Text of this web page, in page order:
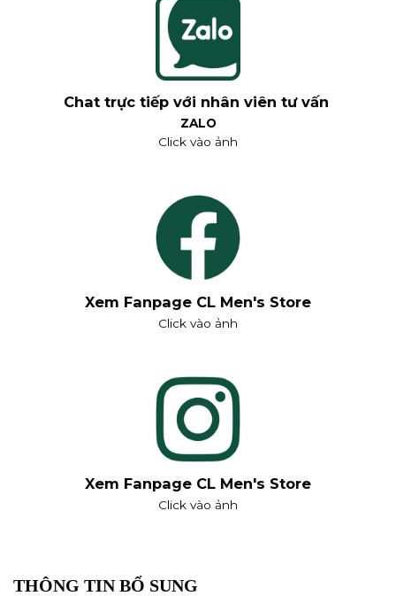
Chat trực tiếp với nhân viên tư vấn
ZALO
Click vào ảnh
Xem Fanpage CL Men's Store
Click vào ảnh
Xem Fanpage CL Men's Store
Click vào ảnh
THÔNG TIN BỔ SUNG